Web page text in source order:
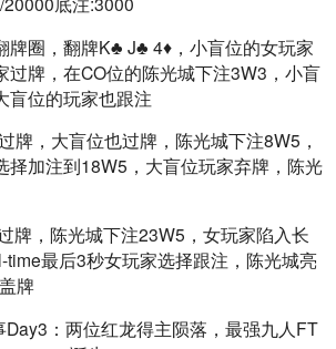
牌圈，翻牌K♣ J♣ 4♦，小盲位的女玩家
过牌，在CO位的陈光城下注3W3，小盲
盲位的玩家也跟注
牌，大盲位也过牌，陈光城下注8W5，
择加注到18W5，大盲位玩家弃牌，陈光
牌，陈光城下注23W5，女玩家陷入长
最后3秒女玩家选择跟注，陈光城亮
牌